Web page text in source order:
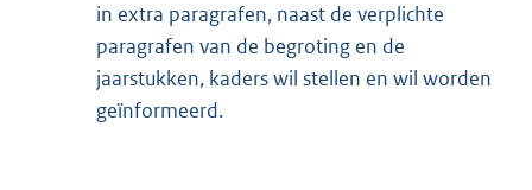
in extra paragrafen, naast de verplichte
paragrafen van de begroting en de
jaarstukken, kaders wil stellen en wil worden
geïnformeerd.